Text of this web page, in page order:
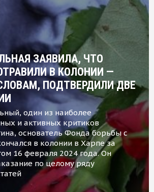
ЗАЯВИЛА, ЧТО
В КОЛОНИИ —
ПОДТВЕРДИЛИ ДВЕ
один из наиболее
и активных критиков
основатель Фонда борьбы с
в колонии в Харпе за
16 февраля 2024 года. Он
по целому ряду